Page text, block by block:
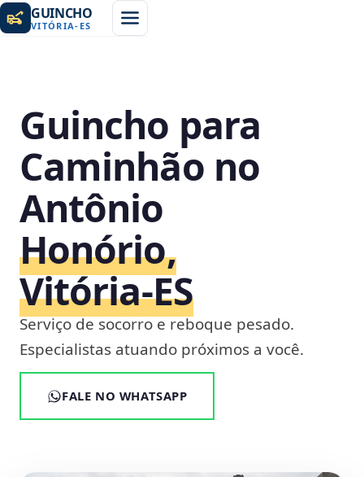
GUINCHO
VITÓRIA- ES
Guincho para
Caminhão no
Antônio
Honório,
Vitória‑ES
Serviço de socorro e reboque pesado.
Especialistas atuando próximos a você.
FALE NO WHATSAPP